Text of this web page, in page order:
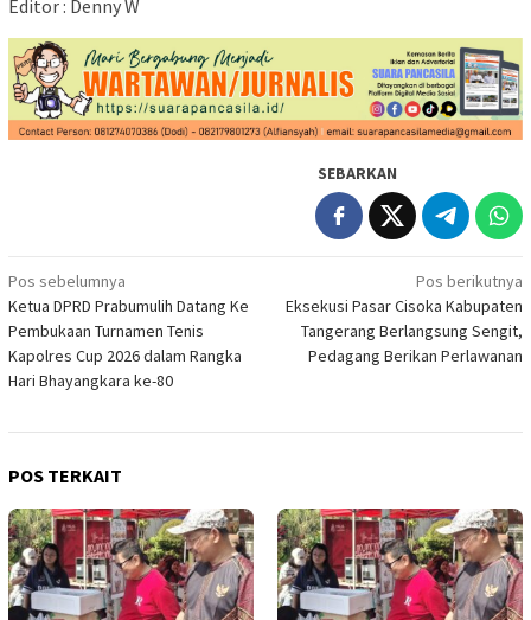
Editor : Denny W
SEBARKAN
Navigasi
pos
Pos sebelumnya
Ketua DPRD Prabumulih Datang Ke
Pembukaan Turnamen Tenis
Kapolres Cup 2026 dalam Rangka
Hari Bhayangkara ke-80
Pos berikutnya
Eksekusi Pasar Cisoka Kabupaten
Tangerang Berlangsung Sengit,
Pedagang Berikan Perlawanan
POS TERKAIT